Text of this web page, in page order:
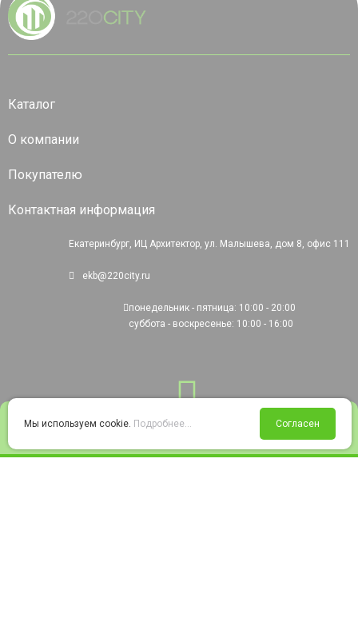
Войти Избранное Корзина
Каталог
О компании
Покупателю
Контактная информация
Екатеринбург, ИЦ Архитектор, ул. Малышева, дом 8, офис 111
ekb@220city.ru
понедельник - пятница: 10:00 - 20:00
суббота - воскресенье: 10:00 - 16:00
Мы используем cookie. Подробнее... Согласен